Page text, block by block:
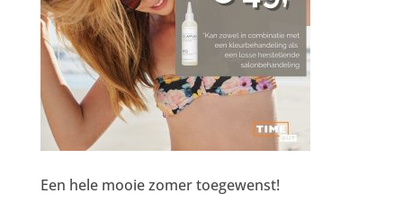
Een hele mooie zomer toegewenst!